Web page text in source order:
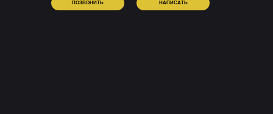
ПОЗВОНИТЬ НАПИСАТЬ